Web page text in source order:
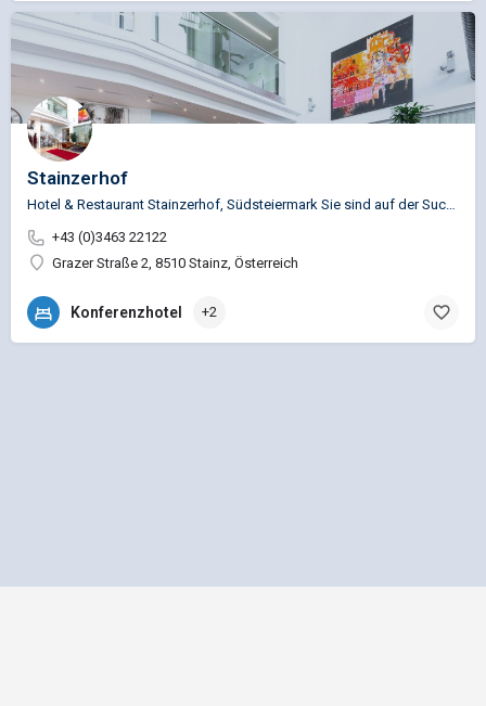
Stainzerhof
+43 (0)3463 22122
Grazer Straße 2, 8510 Stainz, Österreich
Konferenzhotel +2